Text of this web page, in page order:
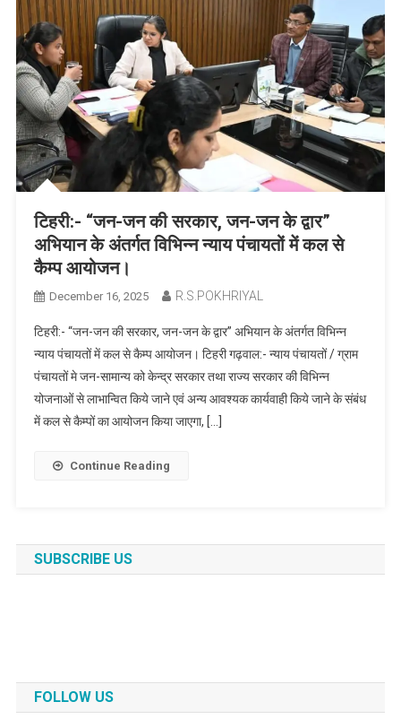
टिहरी:- “जन-जन की सरकार, जन-जन के द्वार”
अभियान के अंतर्गत विभिन्न न्याय पंचायतों में कल से
कैम्प आयोजन।
December 16, 2025 R.S.POKHRIYAL
टिहरी:- “जन-जन की सरकार, जन-जन के द्वार” अभियान के अंतर्गत विभिन्न
न्याय पंचायतों में कल से कैम्प आयोजन। टिहरी गढ़वाल:- न्याय पंचायतों / ग्राम
पंचायतों मे जन-सामान्य को केन्द्र सरकार तथा राज्य सरकार की विभिन्न
योजनाओं से लाभान्वित किये जाने एवं अन्य आवश्यक कार्यवाही किये जाने के संबंध
में कल से कैम्पों का आयोजन किया जाएगा, […]
Continue Reading
SUBSCRIBE US
FOLLOW US